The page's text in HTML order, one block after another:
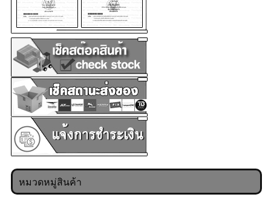
หมวดหมู่สินค้า